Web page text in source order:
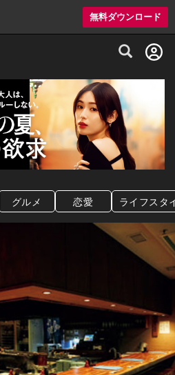
無料ダウンロード
メ情報・プレミアムレストラン予約
グルメ 恋愛 ライフスタ